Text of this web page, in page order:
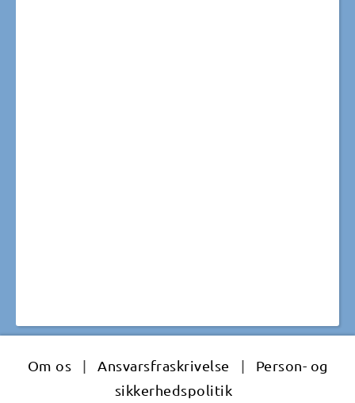
Om os | Ansvarsfraskrivelse |
Person- og
sikkerhedspolitik